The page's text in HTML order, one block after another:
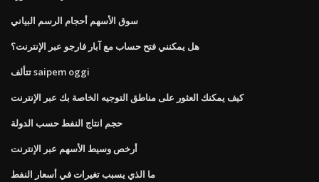
سوق الأسهم أحجام الرسم البياني
هل يمكنني فتح حساب مع آبار فارجو عبر الإنترنت؟
تتألف saipem oggi
كيف يمكنك العثور على مناطق التوجيه الخاصة بك عبر الإنترنت
حجم انتاج النفط حسب الدولة
أرخص وسيط الأسهم عبر الإنترنت
ما الذي يسبب تغيرات في أسعار النفط